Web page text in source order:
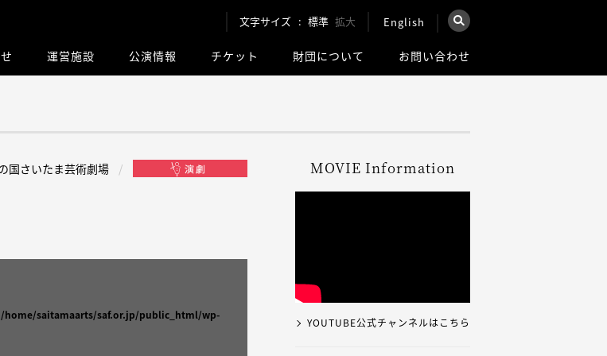
文字サイズ 標準 拡大 English
×
運営施設 公演情報 チケット 財団について お問い合わせ
国さいたま芸術劇場
/home/saitamaarts/saf.or.jp/public_html/wp-
MOVIE Information
YOUTUBE公式チャンネルはこちら